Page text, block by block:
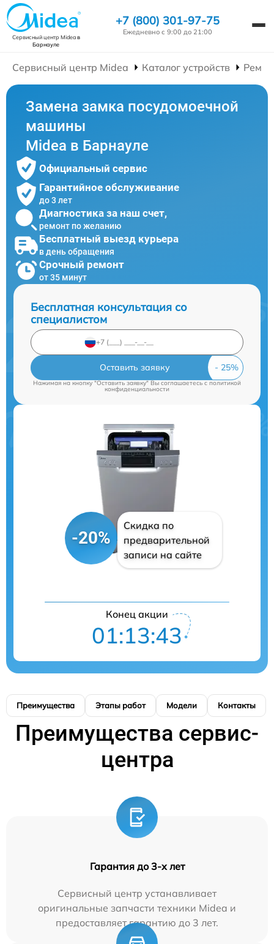
Сервисный центр Mideaв
Барнауле
+7 (800) 301-97-75
Ежедневно с 9:00 до 21:00
Сервисный центр Midea Каталог устройств
Замена замка посудомоечной
машины
Midea в Барнауле
Официальный сервис
Гарантийное обслуживание
до 3 лет
Диагностика за наш счет,
ремонт по желанию
Бесплатный выезд курьера
в день обращения
Срочный ремонт
от 35 минут
Бесплатная консультация со
специалистом
Оставить заявку
Нажимая на кнопку "Оставить заявку" Вы соглашаетесь cполитикой
конфиденциальности
-20%
Скидка по
предварительной
записи на сайте
Конец акции
01:13:42
Преимущества Этапы работ Модели Контакты
Преимущества сервис-
центра
Гарантия до 3-х лет
Сервисный центр устанавливает
оригинальные запчасти техники Midea и
предоставляет гарантию до 3 лет.